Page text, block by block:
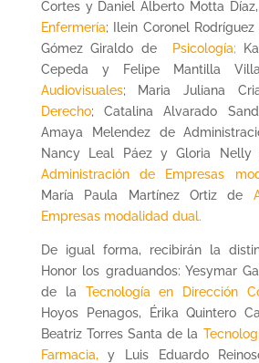
Cortes y Daniel Alberto Motta
Enfermería; Ilein Coronel
Gómez Giraldo de
Psicología;
Cepeda y Felipe Mantilla
Audiovisuales; Maria Juliana
Derecho; Catalina Alvarado
Amaya Melendez de
Nancy Leal Páez y Gloria Nelly
Administración de Empresas
María Paula Martínez Ortiz de
Empresas modalidad dual.
De igual forma, recibirán la
Honor los graduandos: Yesymar
de la Tecnología en Dirección
Hoyos Penagos, Érika Quintero
Beatriz Torres Santa de la
Farmacia,y Luis Eduardo